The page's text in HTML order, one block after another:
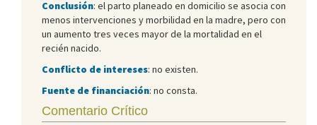
Conclusión: el parto planeado en domicilio se asocia con
menos intervenciones y morbilidad en la madre, pero con
un aumento tres veces mayor de la mortalidad en el
recién nacido.
Conflicto de intereses: no existen.
Fuente de financiación: no consta.
Comentario Crítico